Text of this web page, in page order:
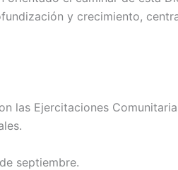
y crecimiento,
las Ejercitaciones
septiembre.